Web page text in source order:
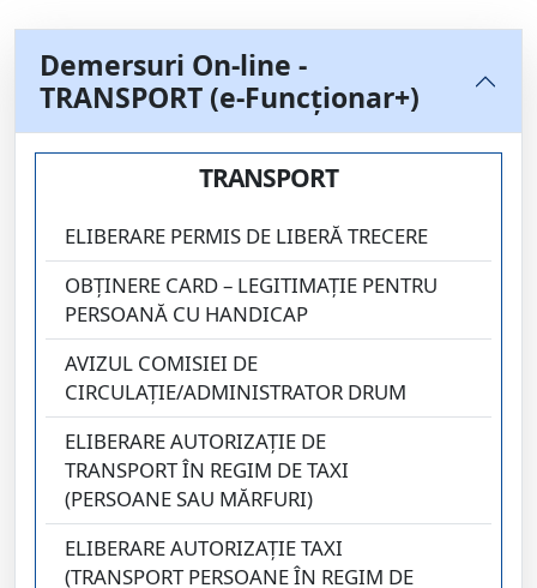
Demersuri On-line -
TRANSPORT (e-Funcționar+)
TRANSPORT
ELIBERARE PERMIS DE LIBERĂ TRECERE
OBȚINERE CARD – LEGITIMAŢIE PENTRU
PERSOANĂ CU HANDICAP
AVIZUL COMISIEI DE
CIRCULAŢIE/ADMINISTRATOR DRUM
ELIBERARE AUTORIZAŢIE DE
TRANSPORT ÎN REGIM DE TAXI
(PERSOANE SAU MĂRFURI)
ELIBERARE AUTORIZAŢIE TAXI
(TRANSPORT PERSOANE ÎN REGIM DE